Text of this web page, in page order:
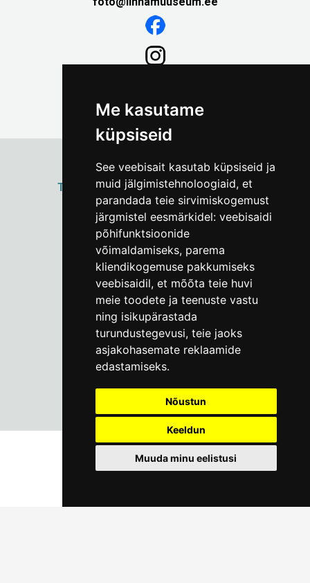
Me kasutame
küpsiseid
See veebisait kasutab küpsiseid ja
muid jälgimistehnoloogiaid, et
parandada teie sirvimiskogemust
järgmistel eesmärkidel: veebisaidi
põhifunktsioonide
võimaldamiseks, parema
kliendikogemuse pakkumiseks
veebisaidil, et mõõta teie huvi
meie toodete ja teenuste vastu
ning isikupärastada
turundustegevusi, teie jaoks
asjakohasemate reklaamide
edastamiseks.
Nõustun
Keeldun
Muuda minu eelistusi
ТАЛЛИННСКИЙГОРОДСКОЙ МУЗЕЙ
Vene 17
Пн–Пт 9–17:(+372) 610 4178
info@linnamuuseum.ee